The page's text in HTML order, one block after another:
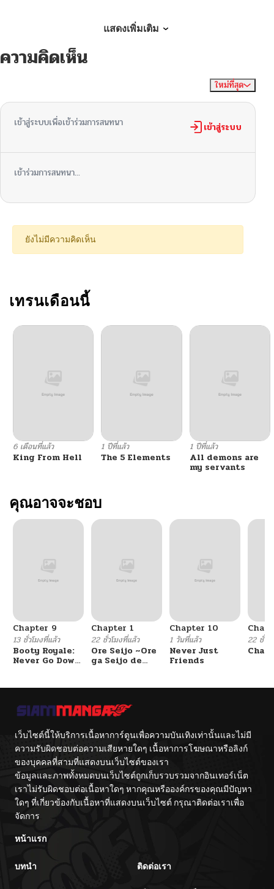
ตอนที่ 41
10/15/2025
ตอนที่ 39 10/09/2025
09/25/2025
ตอนที่ 36 09/17/2025
ตอนที่ 34
ตอนที่ 33
ตอนที่ 31 08/26/2025
ตอนที่ 30
ตอนที่ 29 10/06/2024
ตอนที่ 28
ตอนที่ 24 10/06/2024
ตอนที่ 23
ตอนที่ 21 10/06/2024
ตอนที่ 20 10/06/2024
ตอนที่ 19 10/06/2024
ตอนที่ 18
ตอนที่ 17
แสดงเพิ่มเติม
ความคิดเห็น
ใหม่ที่สุด
เข้าสู่ระบบเพื่อเข้าร่วมการสนทนา เข้าสู่ระบบ
เข้าร่วมการสนทนา...
ยังไม่มีความคิดเห็น
เทรนเดือนนี้
6 เดือนที่แล้ว
King From Hell
1 ปีที่แล้ว
The 5 Elements
1 ปีที่แล้ว
All demons are
my servants
คุณอาจจะชอบ
Chapter 9
13 ชั่วโมงที่แล้ว
Booty Royale:
Never Go Down
Chapter 1
22 ชั่วโมงที่แล้ว
Ore Seijo ~Ore
ga Seijo de
Tag Otome
Kouryaku
Itashimasu wa~
Chapter 10
1 วันที่แล้ว
Never Just
Friends
22 ชั่วโ
เว็บไซต์นี้ให้บริการเนื้อหาการ์ตูนเพื่อความบันเทิงเท่านั้นและไม่มี
ความรับผิดชอบต่อความเสียหายใดๆ เนื้อหาการโฆษณาหรือลิงก์
ของบุคคลที่สามที่แสดงบนเว็บไซต์ของเรา
ข้อมูลและภาพทั้งหมดบนเว็บไซต์ถูกเก็บรวบรวมจากอินเทอร์เน็ต
เราไม่รับผิดชอบต่อเนื้อหาใดๆ หากคุณหรือองค์กรของคุณมีปัญหา
ใดๆ ที่เกี่ยวข้องกับเนื้อหาที่แสดงบนเว็บไซต์ กรุณาติดต่อเราเพื่อ
จัดการ
หน้าแรก
บทนำ ติดต่อเรา